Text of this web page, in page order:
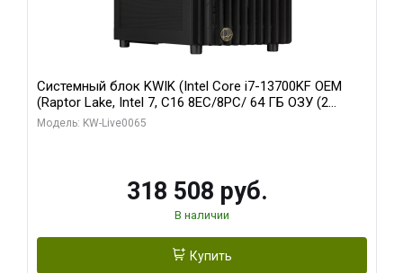
Системный блок KWIK (Intel Core i7-13700KF OEM
(Raptor Lake, Intel 7, C16 8EC/8PC/ 64 ГБ ОЗУ (2
модуля)/ ASUS RTX5080 PROART OC 16GB GDDR7
Модель: KW-Live0065
318 508 руб.
В наличии
Купить